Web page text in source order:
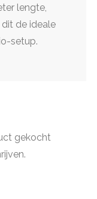
lengte,
de ideale
setup.
gekocht